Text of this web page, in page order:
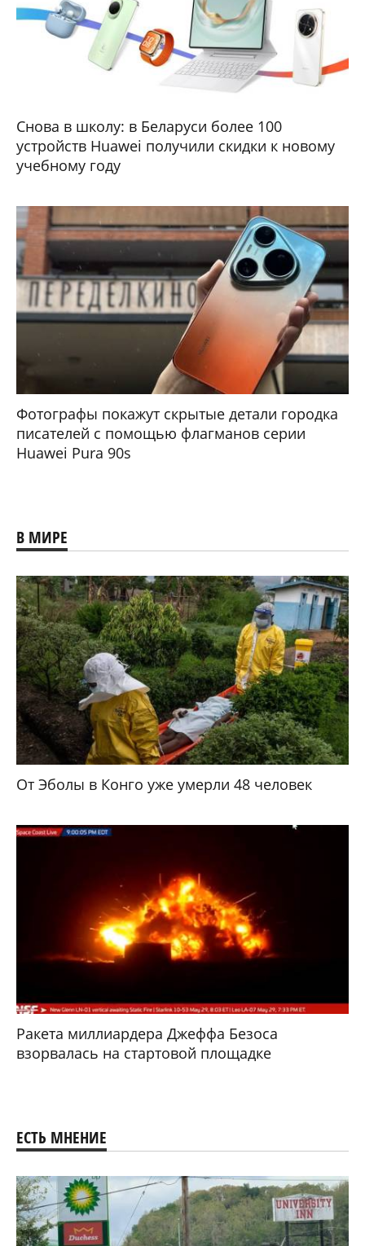
Снова в школу: в Беларуси более 100
устройств Huawei получили скидки к новому
учебному году
Фотографы покажут скрытые детали городка
писателей с помощью флагманов серии
Huawei Pura 90s
В МИРЕ
От Эболы в Конго уже умерли 48 человек
Ракета миллиардера Джеффа Безоса
взорвалась на стартовой площадке
ЕСТЬ МНЕНИЕ